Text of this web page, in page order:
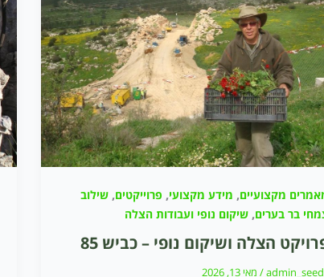
מקצועיים, מידע מקצועי, פרוייקטים,שילוב
בר בערים,שיקום נופי ועבודות הצלה
הצלה ושיקום נופי – כביש 85
/ מאי 13, 2026